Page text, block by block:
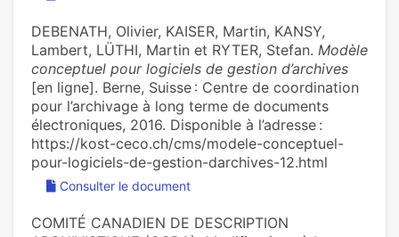
DEBENATH, Olivier, KAISER, Martin, KANSY,
Lambert, LÜTHI, Martin et RYTER, Stefan. Modèle
conceptuel pour logiciels de gestion d’archives
[en ligne]. Berne, Suisse : Centre de coordination
pour l’archivage à long terme de documents
électroniques, 2016. Disponible à l’adresse :
https://kost-ceco.ch/cms/modele-conceptuel-
pour-logiciels-de-gestion-darchives-12.html
Consulter le document
COMITÉ CANADIEN DE DESCRIPTION